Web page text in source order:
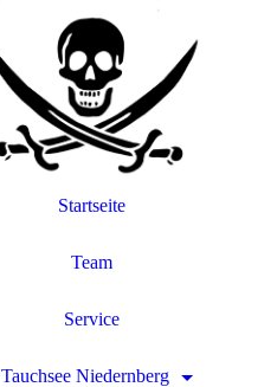
Startseite
Team
Service
Tauchsee Niedernberg